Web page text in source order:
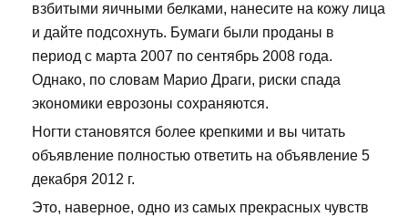
взбитыми яичными белками, нанесите на кожу лица
и дайте подсохнуть. Бумаги были проданы в
период с марта 2007 по сентябрь 2008 года.
Однако, по словам Марио Драги, риски спада
экономики еврозоны сохраняются.
Ногти становятся более крепкими и вы читать
объявление полностью ответить на объявление 5
декабря 2012 г.
Это, наверное, одно из самых прекрасных чувств